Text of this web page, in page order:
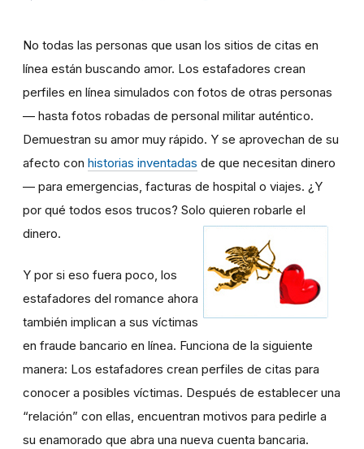
No todas las personas que usan los sitios de citas en
línea están buscando amor. Los estafadores crean
perfiles en línea simulados con fotos de otras personas
— hasta fotos robadas de personal militar auténtico.
Demuestran su amor muy rápido. Y se aprovechan de su
afecto con historias inventadas de que necesitan dinero
— para emergencias, facturas de hospital o viajes. ¿Y
por qué todos esos trucos? Solo quieren robarle el
dinero.
Y por si eso fuera poco, los
estafadores del romance ahora
también implican a sus víctimas
en fraude bancario en línea. Funciona de la siguiente
manera: Los estafadores crean perfiles de citas para
conocer a posibles víctimas. Después de establecer una
“relación” con ellas, encuentran motivos para pedirle a
su enamorado que abra una nueva cuenta bancaria.